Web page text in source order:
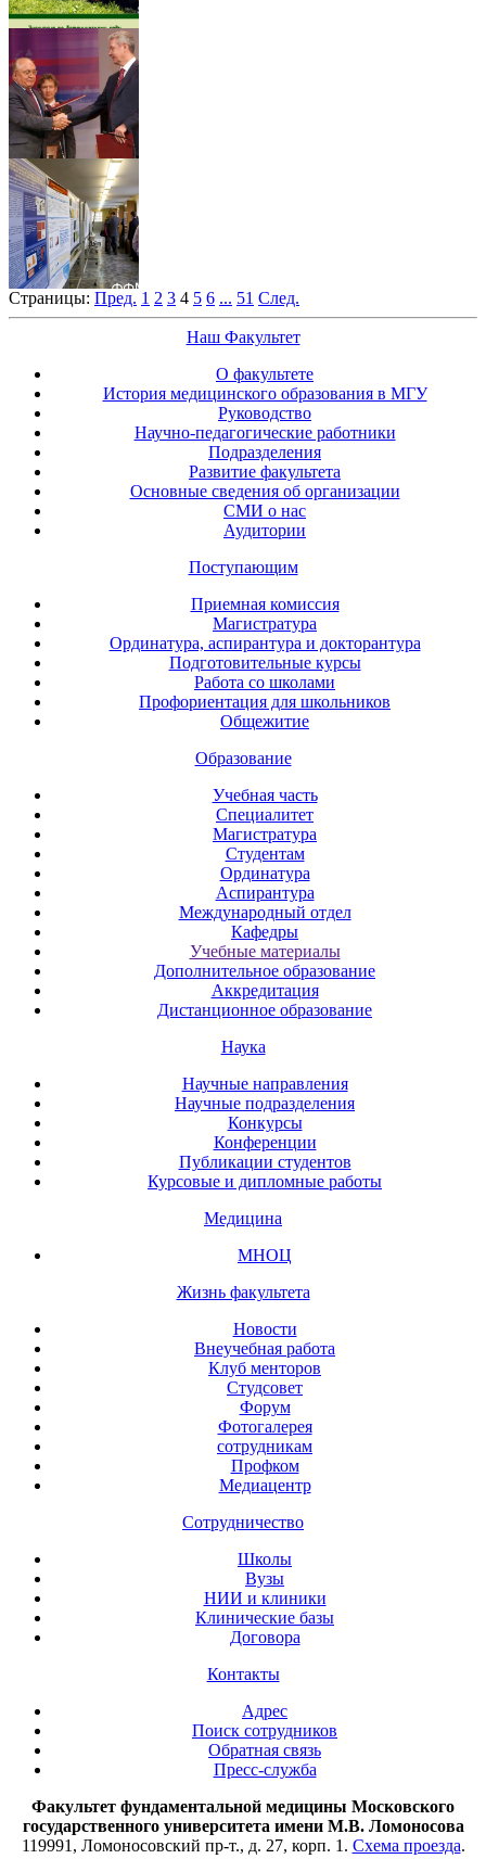
Страницы: Пред. 1 2 3 4 5 6 ... 51 След.
Наш Факультет
О факультете
История медицинского образования в МГУ
Руководство
Научно-педагогические работники
Подразделения
Развитие факультета
Основные сведения об организации
СМИ о нас
Аудитории
Поступающим
Приемная комиссия
Магистратура
Ординатура, аспирантура и докторантура
Подготовительные курсы
Работа со школами
Профориентация для школьников
Общежитие
Образование
Учебная часть
Специалитет
Магистратура
Студентам
Ординатура
Аспирантура
Международный отдел
Кафедры
Учебные материалы
Дополнительное образование
Аккредитация
Дистанционное образование
Наука
Научные направления
Научные подразделения
Конкурсы
Конференции
Публикации студентов
Курсовые и дипломные работы
Медицина
МНОЦ
Жизнь факультета
Новости
Внеучебная работа
Клуб менторов
Студсовет
Форум
Фотогалерея
сотрудникам
Профком
Медиацентр
Сотрудничество
Школы
Вузы
НИИ и клиники
Клинические базы
Договора
Контакты
Адрес
Поиск сотрудников
Обратная связь
Пресс-служба
Факультет фундаментальной медицины Московского
государственного университета имени М.В. Ломоносова
119991, Ломоносовский пр-т., д. 27, корп. 1. Схема проезда.